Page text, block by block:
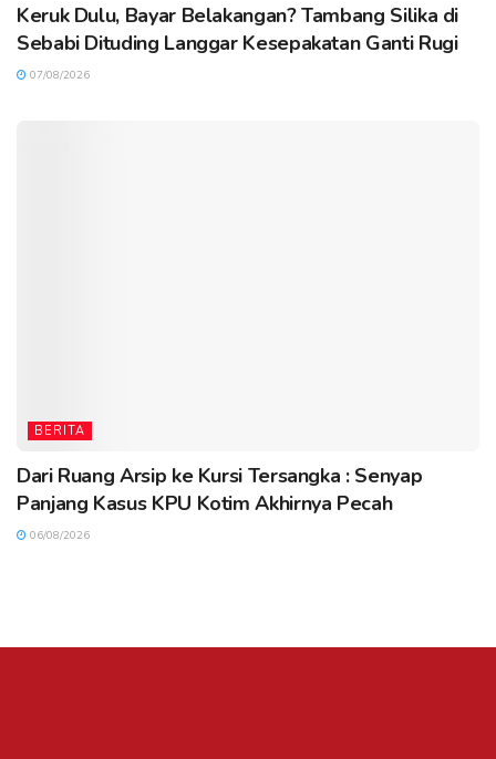
Keruk Dulu, Bayar Belakangan? Tambang Silika di
Sebabi Dituding Langgar Kesepakatan Ganti Rugi
07/08/2026
BERITA
Dari Ruang Arsip ke Kursi Tersangka : Senyap
Panjang Kasus KPU Kotim Akhirnya Pecah
06/08/2026